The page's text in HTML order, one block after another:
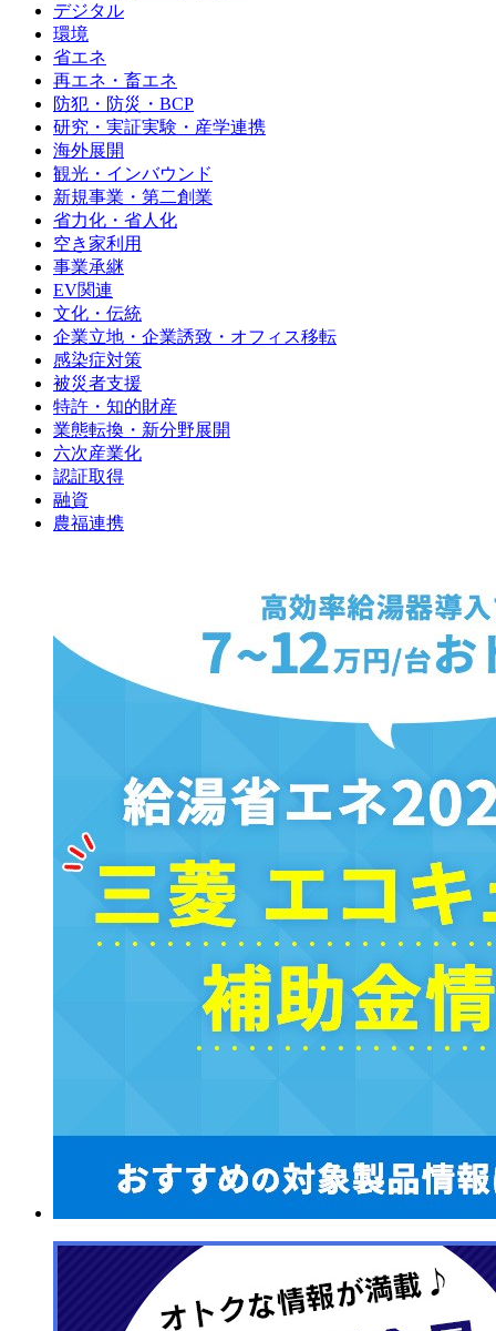
デジタル
環境
省エネ
再エネ・畜エネ
防犯・防災・BCP
研究・実証実験・産学連携
海外展開
観光・インバウンド
新規事業・第二創業
省力化・省人化
空き家利用
事業承継
EV関連
文化・伝統
企業立地・企業誘致・オフィス移転
感染症対策
被災者支援
特許・知的財産
業態転換・新分野展開
六次産業化
認証取得
融資
農福連携